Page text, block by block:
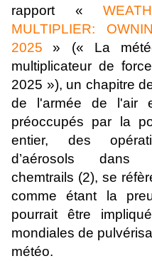
rapport «
MULTIPLIER:
2025
» (« La
multiplicateur de
2025 »), un chapitre
de l'armée de l'air
préoccupés par la
entier, des
d’aérosols dans
chemtrails (2), se
comme étant la
pourrait être
mondiales de
météo.